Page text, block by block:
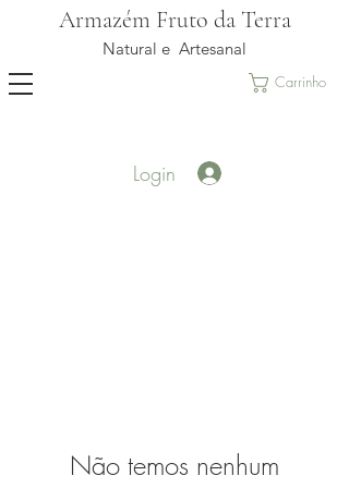
Armazém Fruto da Terra
Natural e Artesanal
Carrinho
Login
Não temos nenhum